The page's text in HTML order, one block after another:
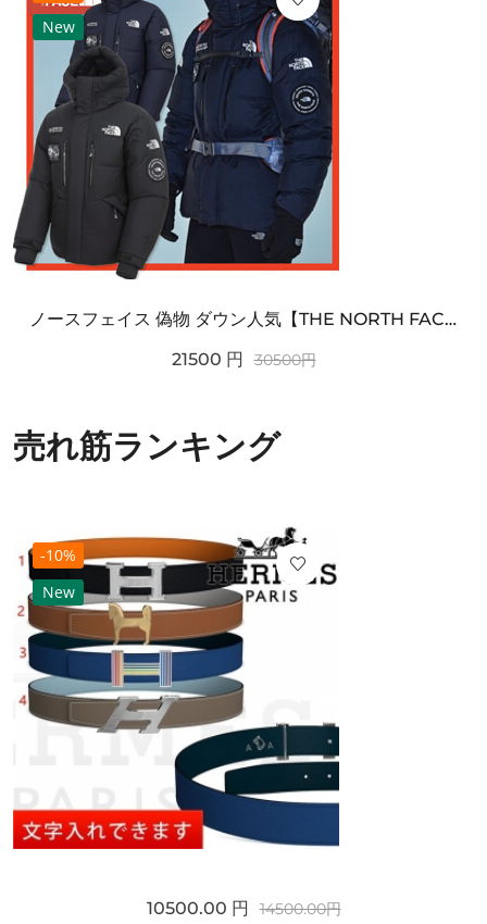
New
ノースフェイス 偽物 ダウン人気【THE NORTH FACE】M'S 7 SUMMIT HIM...
21500 円 30500円
売れ筋ランキング
-10%
New
10500.00 円 14500.00円